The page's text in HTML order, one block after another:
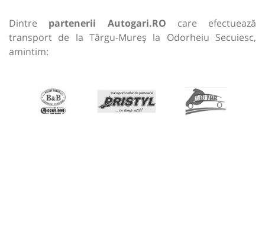
Dintre partenerii Autogari.RO care efectuează
transport de la Târgu-Mureș la Odorheiu Secuiesc,
amintim: